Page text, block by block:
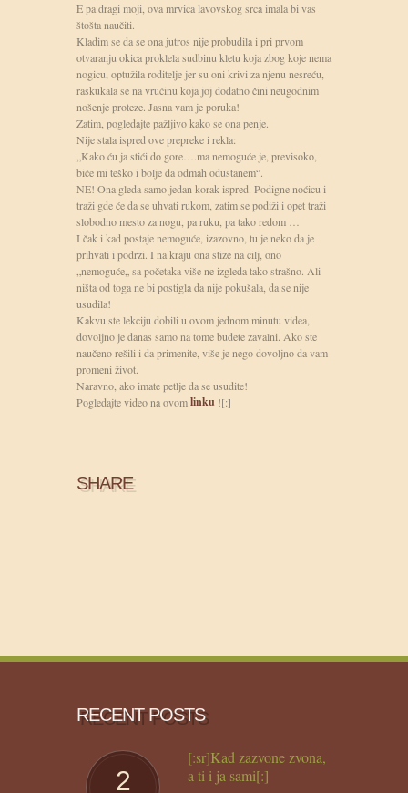
E pa dragi moji, ova mrvica lavovskog srca imala bi vas
štošta naučiti.
Kladim se da se ona jutros nije probudila i pri prvom
otvaranju okica proklela sudbinu kletu koja zbog koje nema
nogicu, optužila roditelje jer su oni krivi za njenu nesreću,
raskukala se na vrućinu koja joj dodatno čini neugodnim
nošenje proteze. Jasna vam je poruka!
Zatim, pogledajte pažljivo kako se ona penje.
Nije stala ispred ove prepreke i rekla:
„Kako ću ja stići do gore….ma nemoguće je, previsoko,
biće mi teško i bolje da odmah odustanem“.
NE! Ona gleda samo jedan korak ispred. Podigne noćicu i
traži gde će da se uhvati rukom, zatim se podiži i opet traži
slobodno mesto za nogu, pa ruku, pa tako redom …
I čak i kad postaje nemoguće, izazovno, tu je neko da je
prihvati i podrži. I na kraju ona stiže na cilj, ono
„nemoguće„ sa početaka više ne izgleda tako strašno. Ali
ništa od toga ne bi postigla da nije pokušala, da se nije
usudila!
Kakvu ste lekciju dobili u ovom jednom minutu videa,
dovoljno je danas samo na tome budete zavalni. Ako ste
naučeno rešili i da primenite, više je nego dovoljno da vam
promeni život.
Naravno, ako imate petlje da se usudite!
Pogledajte video na ovomlinku ![:]
SHARE
RECENT POSTS
2
[:sr]Kad zazvone zvona,
a ti i ja sami[:]